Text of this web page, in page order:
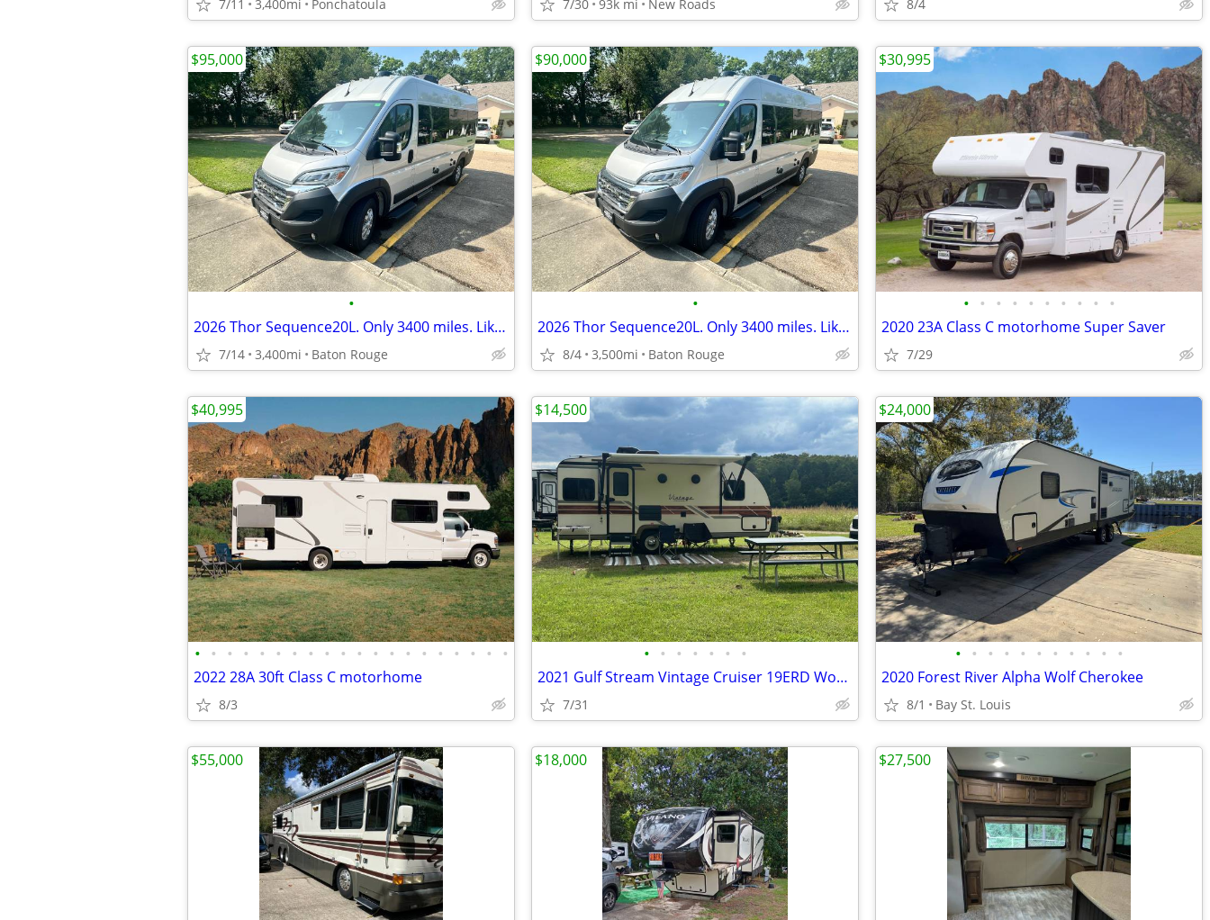
7/11 3,400mi Ponchatoula 7/30 93k mi New Roads 8/4
•
2026 Thor Sequence20L. Only 3400 miles. Like new. Factory warranty &
7/14 3,400mi Baton Rouge
$95,000
•
2026 Thor Sequence20L. Only 3400 miles. Like new. Factory warranty &
8/4 3,500mi Baton Rouge
$90,000
• • • • • • • • • •
2020 23A Class C motorhome Super Saver
7/29
$30,995
• • • • • • • • • • • • • • • • • • • •
2022 28A 30ft Class C motorhome
8/3
$40,995
• • • • • • •
2021 Gulf Stream Vintage Cruiser 19ERD Woody Edition
7/31
$14,500
• • • • • • • • • • •
2020 Forest River Alpha Wolf Cherokee
8/1 Bay St. Louis
$24,000
$55,000 $18,000 $27,500